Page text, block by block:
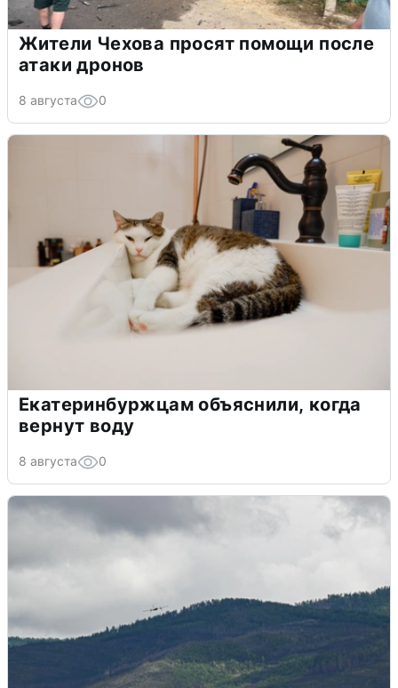
Жители Чехова просят помощи после
атаки дронов
8 августа 0
Екатеринбуржцам объяснили, когда
вернут воду
8 августа 0